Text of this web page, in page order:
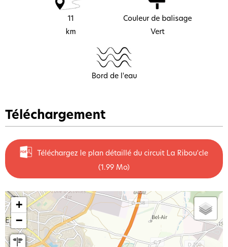
11
km
Couleur de balisage
Vert
Bord de l'eau
Téléchargement
Téléchargez le plan détaillé du circuit La Ribou'cle
(1.99 Mo)
+
−